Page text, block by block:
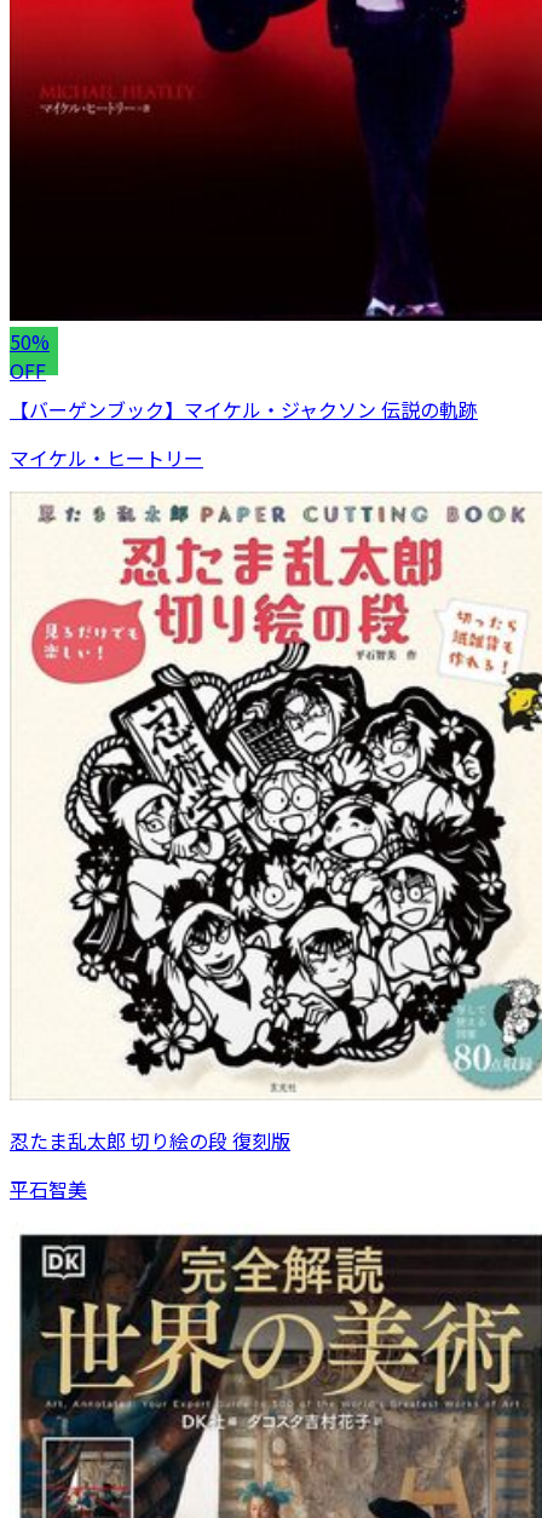
50%
OFF
【バーゲンブック】マイケル・ジャクソン 伝説の軌跡
マイケル・ヒートリー
忍たま乱太郎 切り絵の段 復刻版
平石智美